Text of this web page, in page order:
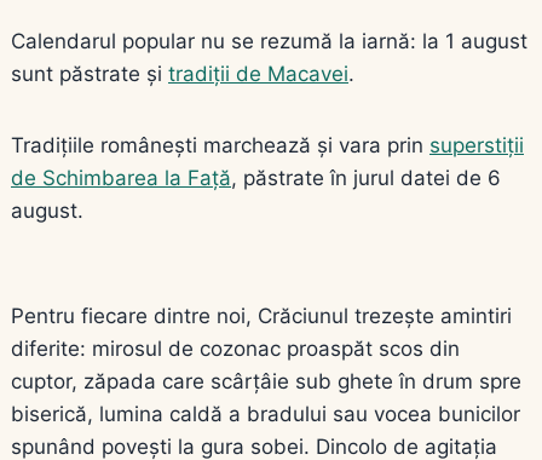
Calendarul popular nu se rezumă la iarnă: la 1 august
sunt păstrate și tradiții de Macavei.
Tradițiile românești marchează și vara prin superstiții
de Schimbarea la Față, păstrate în jurul datei de 6
august.
Pentru fiecare dintre noi, Crăciunul trezește amintiri
diferite: mirosul de cozonac proaspăt scos din
cuptor, zăpada care scârțâie sub ghete în drum spre
biserică, lumina caldă a bradului sau vocea bunicilor
spunând povești la gura sobei. Dincolo de agitația